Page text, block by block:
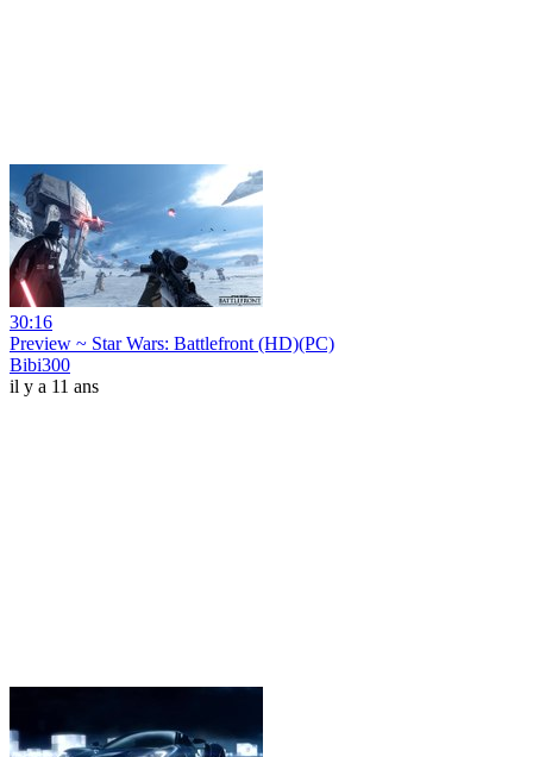
30:16
Preview ~ Star Wars: Battlefront (HD)(PC)
Bibi300
il y a 11 ans